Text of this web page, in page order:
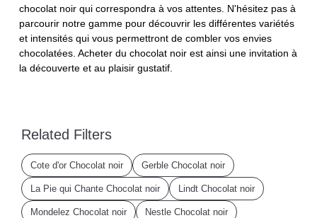
chocolat noir qui correspondra à vos attentes. N'hésitez pas à
parcourir notre gamme pour découvrir les différentes variétés
et intensités qui vous permettront de combler vos envies
chocolatées. Acheter du chocolat noir est ainsi une invitation à
la découverte et au plaisir gustatif.
Related Filters
Cote d'or Chocolat noir Gerble Chocolat noir
La Pie qui Chante Chocolat noir Lindt Chocolat noir
Mondelez Chocolat noir Nestle Chocolat noir